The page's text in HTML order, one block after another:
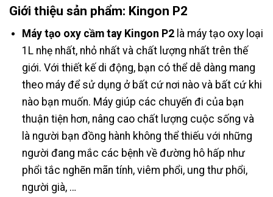
Giới thiệu sản phẩm: Kingon P2
Máy tạo oxy cầm tay Kingon P2là máy tạo oxy loại
1L nhẹ nhất, nhỏ nhất và chất lượng nhất trên thế
giới. Với thiết kế di động, bạn có thể dễ dàng mang
theo máy để sử dụng ở bất cứ nơi nào và bất cứ khi
nào bạn muốn. Máy giúp các chuyến đi của bạn
thuận tiện hơn, nâng cao chất lượng cuộc sống và
là người bạn đồng hành không thể thiếu với những
người đang mắc các bệnh về đường hô hấp như
phổi tắc nghẽn mãn tính, viêm phổi, ung thư phổi,
người già, …